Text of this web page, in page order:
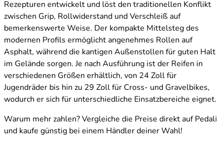
Rezepturen entwickelt und löst den traditionellen Konflikt
zwischen Grip, Rollwiderstand und Verschleiß auf
bemerkenswerte Weise. Der kompakte Mittelsteg des
modernen Profils ermöglicht angenehmes Rollen auf
Asphalt, während die kantigen Außenstollen für guten Halt
im Gelände sorgen. Je nach Ausführung ist der Reifen in
verschiedenen Größen erhältlich, von 24 Zoll für
Jugendräder bis hin zu 29 Zoll für Cross- und Gravelbikes,
wodurch er sich für unterschiedliche Einsatzbereiche eignet.
Warum mehr zahlen? Vergleiche die Preise direkt auf Pedali
und kaufe günstig bei einem Händler deiner Wahl!